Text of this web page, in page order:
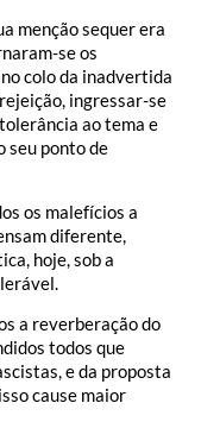
menção sequer era
se os
colo da inadvertida
ingressar-se
ao tema e
seu ponto de
os malefícios a
diferente,
hoje, sob a
a reverberação do
todos que
e da proposta
cause maior